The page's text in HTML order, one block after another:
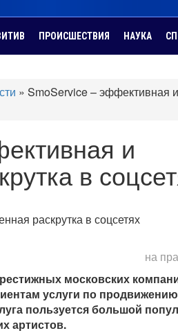
ПРОИСШЕСТВИЯ НАУКА
» SmoService – эффективная и
и
в
на
московских
услуги по
пользуется большой
артистов.